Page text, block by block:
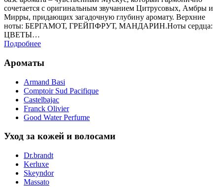
сочетается с оригинальным звучанием Цитрусовых, Амбры и
Мирры, придающих загадочную глубину аромату. Верхние
ноты: БЕРГАМОТ, ГРЕЙПФРУТ, МАНДАРИН.Ноты сердца:
ЦВЕТЫ…
Подробнее
Ароматы
Armand Basi
Comptoir Sud Pacifique
Castelbajac
Franck Olivier
Good Water Perfume
Уход за кожей и волосами
Dr.brandt
Kerluxe
Skeyndor
Massato